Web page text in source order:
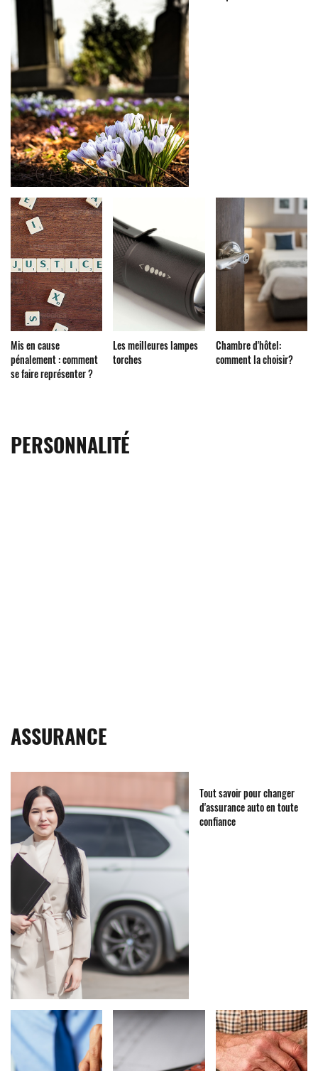
Mis en cause
pénalement : comment
se faire représenter ?
Les meilleures lampes
torches
Chambre d'hôtel:
comment la choisir?
PERSONNALITÉ
ASSURANCE
Tout savoir pour changer
d'assurance auto en toute
confiance